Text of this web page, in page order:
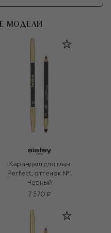
МОДЕЛИ
Карандаш для глаз
Perfect, оттенок №1
Черный
7 570 ₽